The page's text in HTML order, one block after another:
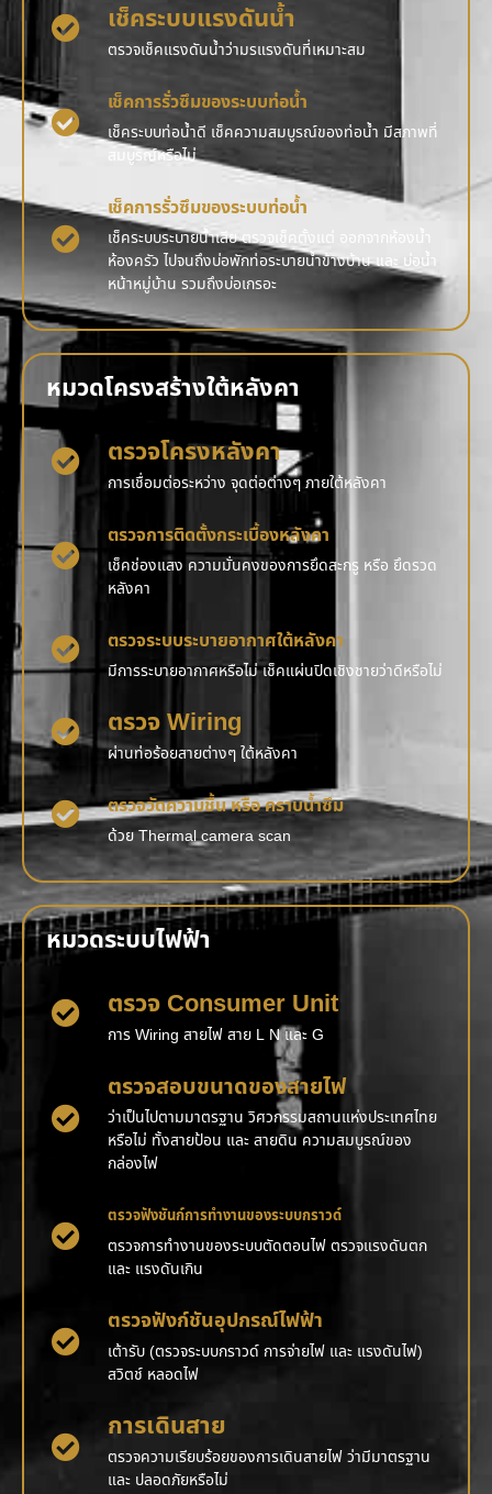
เช็คระบบแรงดันน้ำ
ตรวจเช็คแรงดันน้ำว่ามรแรงดันที่เหมาะสม
เช็คการรั่วซึมของระบบท่อน้ำ
เช็คระบบท่อน้ำดี เช็คความสมบูรณ์ของท่อน้ำ มีสภาพที่
สมบูรณ์หรือไม่
เช็คการรั่วซึมของระบบท่อน้ำ
เช็คระบบระบายน้ำเสีย ตรวจเช็คตั้งแต่ ออกจากห้องน้ำ
ห้องครัว ไปจนถึงบ่อพักท่อระบายน้ำข้างบ้าน และ บ่อน้ำ
หน้าหมู่บ้าน รวมถึงบ่อเกรอะ
หมวดโครงสร้างใต้หลังคา
ตรวจโครงหลังคา
การเชื่อมต่อระหว่าง จุดต่อต่างๆ ภายใต้หลังคา
ตรวจการติดตั้งกระเบื้องหลังคา
เช็คช่องแสง ความมั่นคงของการยึดสะกรู หรือ ยึดรวด
หลังคา
ตรวจระบบระบายอากาศใต้หลังคา
มีการระบายอากาศหรือไม่ เช็คแผ่นปิดเชิงชายว่าดีหรือไม่
ตรวจ Wiring
ผ่านท่อร้อยสายต่างๆ ใต้หลังคา
ตรวจวัดความชื้น หรือ คราบน้ำซึม
ด้วย Thermal camera scan
หมวดระบบไฟฟ้า
ตรวจ Consumer Unit
การ Wiring สายไฟ สาย L N และ G
ตรวจสอบขนาดของสายไฟ
ว่าเป็นไปตามมาตรฐาน วิศวกรรมสถานแห่งประเทศไทย
หรือไม่ ทั้งสายป้อน และ สายดิน ความสมบูรณ์ของ
กล่องไฟ
ตรวจฟังชันก์การทำงานของระบบกราวด์
ตรวจการทำงานของระบบตัดตอนไฟ ตรวจแรงดันตก
และ แรงดันเกิน
ตรวจฟังก์ชันอุปกรณ์ไฟฟ้า
เต้ารับ (ตรวจระบบกราวด์ การจ่ายไฟ และ แรงดันไฟ)
สวิตช์ หลอดไฟ
การเดินสาย
ตรวจความเรียบร้อยของการเดินสายไฟ ว่ามีมาตรฐาน
และ ปลอดภัยหรือไม่